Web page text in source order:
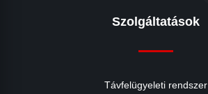
Szolgáltatások
Távfelügyeleti rendszer